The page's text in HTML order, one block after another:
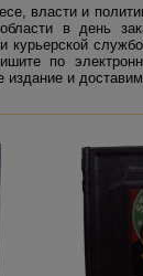
власти и
в день
курьерской
по
издание и